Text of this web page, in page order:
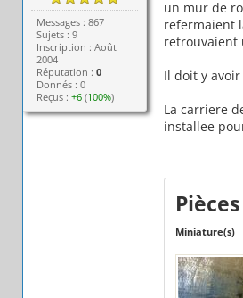
Messages : 867
Sujets : 9
Inscription : Août
2004
Réputation :0
Donnés : 0
Reçus :+6 (100%)
un mur de
refermaient
retrouvaient
Il doit y
La carriere
installee
Miniature(s)